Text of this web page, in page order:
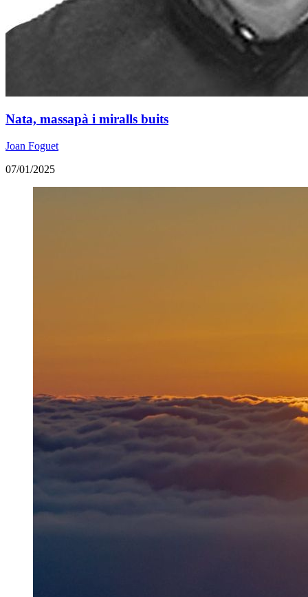
Nata, massapà i miralls buits
Joan Foguet
07/01/2025